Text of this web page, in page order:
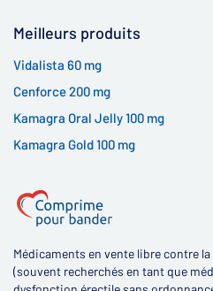
Meilleurs produits
Vidalista 60 mg
Cenforce 200 mg
Kamagra Oral Jelly 100 mg
Kamagra Gold 100 mg
Médicaments en vente libre contre
(souvent recherchés en tant que